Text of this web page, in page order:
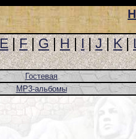
E|F|G|H|I|J|K|
Гостевая
MP3-альбомы